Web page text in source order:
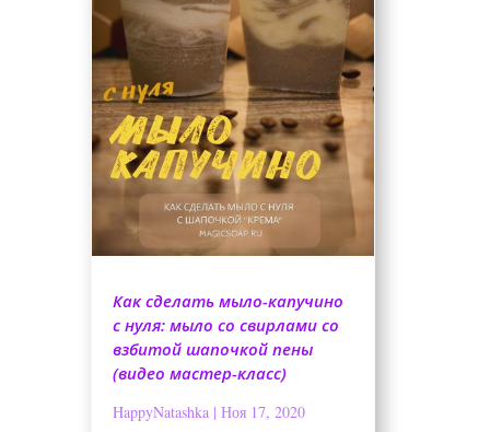
Как сделать мыло-капучино
с нуля: мыло со свирлами со
взбитой шапочкой пены
(видео мастер-класс)
HappyNatashka| Ноя 17, 2020